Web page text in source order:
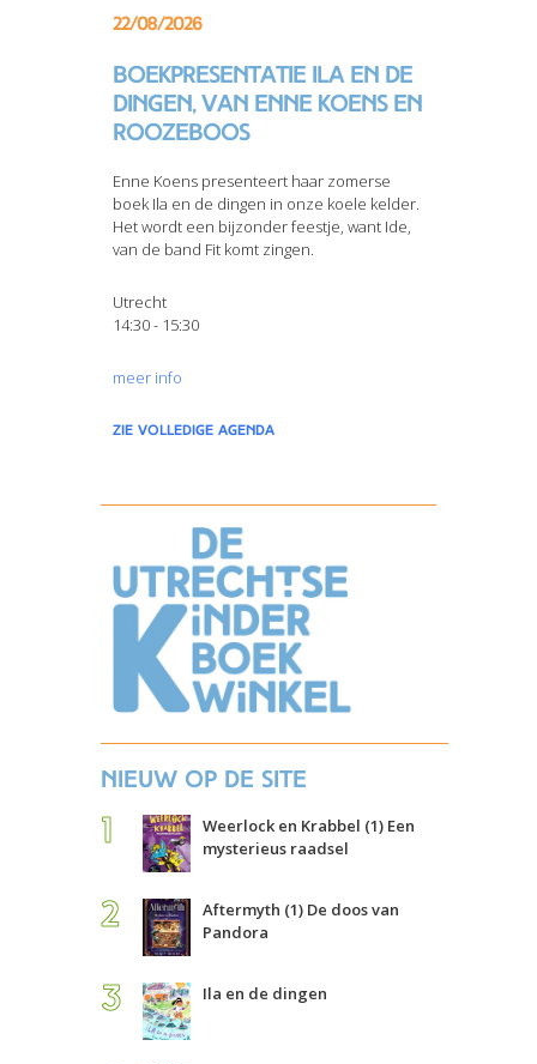
22/08/2026
Boekpresentatie Ila en de
dingen, van Enne Koens en
Roozeboos
Enne Koens presenteert haar zomerse
boek Ila en de dingen in onze koele kelder.
Het wordt een bijzonder feestje, want Ide,
van de band Fit komt zingen.
Utrecht
14:30 - 15:30
meer info
zie volledige agenda
Nieuw op de site
Weerlock en Krabbel (1) Een
mysterieus raadsel
Aftermyth (1) De doos van
Pandora
Ila en de dingen